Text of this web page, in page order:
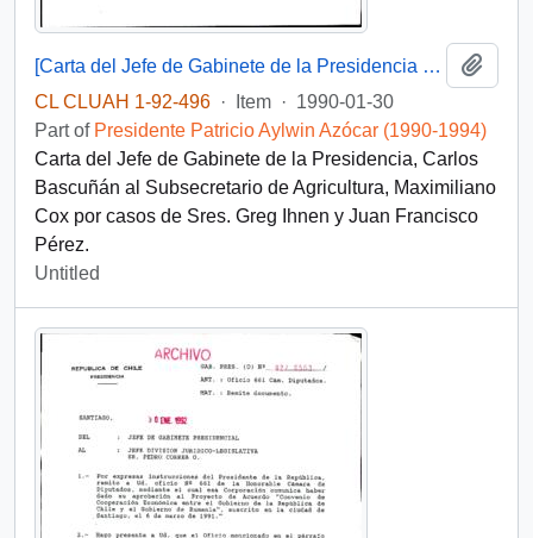
[Carta del Jefe de Gabinete de la Presidencia al Subsecretario de Agricultura]
CL CLUAH 1-92-496 · Item · 1990-01-30
Part of Presidente Patricio Aylwin Azócar (1990-1994)
Carta del Jefe de Gabinete de la Presidencia, Carlos
Bascuñán al Subsecretario de Agricultura, Maximiliano
Cox por casos de Sres. Greg Ihnen y Juan Francisco
Pérez.
Untitled